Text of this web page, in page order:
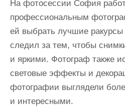
На фотосессии София
профессиональным
ей выбрать лучшие ракурсы
следил за тем, чтобы
и яркими. Фотограф также
световые эффекты и
фотографии выглядели
и интересными.